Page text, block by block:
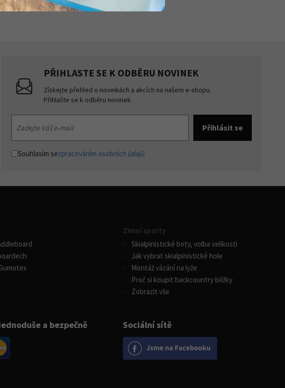
PŘIHLASTE SE K ODBĚRU NOVINEK
Získejte přehled o novinkách a akcích na našem e-shopu.
Přihlašte se k odběru novinek.
Souhlasím sezpracováním osobních údajů
Sociální sítě
Zimní sporty
Skialpinistické boty, volba velikosti
Jak vybrat skialpinistické hole
Montáž vázání na lyže
Proč si koupit backcountry běžky
Zobrazit vše
a bezpečně